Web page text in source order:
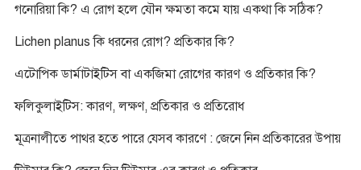
গনোরিয়া কি? এ রোগ হলে যৌন ক্ষমতা কমে যায় একথা কি সঠিক?
Lichen planus কি ধরনের রোগ? প্রতিকার কি?
এটোপিক ডার্মাটাইটিস বা একজিমা রোগের কারণ ও প্রতিকার কি?
ফলিকুলাইটিস: কারণ, লক্ষণ, প্রতিকার ও প্রতিরোধ
মূত্রনালীতে পাথর হতে পারে যেসব কারণে : জেনে নিন প্রতিকারের উপায়